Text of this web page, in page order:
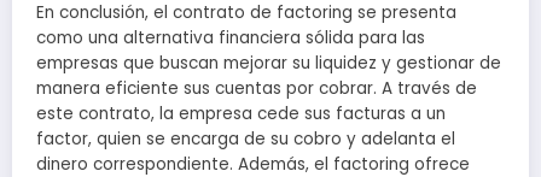
En conclusión, el contrato de factoring se presenta
como una alternativa financiera sólida para las
empresas que buscan mejorar su liquidez y gestionar de
manera eficiente sus cuentas por cobrar. A través de
este contrato, la empresa cede sus facturas a un
factor, quien se encarga de su cobro y adelanta el
dinero correspondiente. Además, el factoring ofrece